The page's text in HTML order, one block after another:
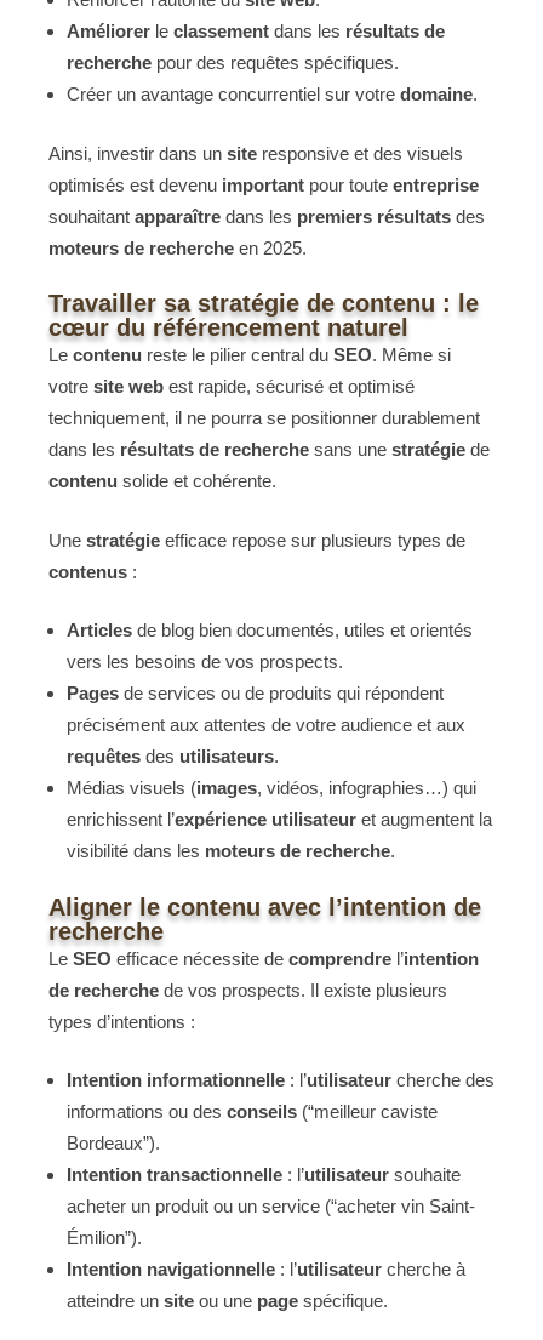
Améliorer le classement dans les résultats de
recherche pour des requêtes spécifiques.
Créer un avantage concurrentiel sur votre domaine.
Ainsi, investir dans un site responsive et des visuels
optimisés est devenu important pour toute entreprise
souhaitant apparaître dans les premiers résultats des
moteurs de recherche en 2025.
Travailler sa stratégie de contenu : le
cœur du référencement naturel
Le contenu reste le pilier central du SEO. Même si
votre site web est rapide, sécurisé et optimisé
techniquement, il ne pourra se positionner durablement
dans les résultats de recherche sans une stratégie de
contenu solide et cohérente.
Une stratégie efficace repose sur plusieurs types de
contenus :
Articles de blog bien documentés, utiles et orientés
vers les besoins de vos prospects.
Pages de services ou de produits qui répondent
précisément aux attentes de votre audience et aux
requêtes des utilisateurs.
Médias visuels (images, vidéos, infographies…) qui
enrichissent l’expérience utilisateur et augmentent la
visibilité dans les moteurs de recherche.
Aligner le contenu avec l’intention de
recherche
Le SEO efficace nécessite de comprendre l’intention
de recherche de vos prospects. Il existe plusieurs
types d’intentions :
Intention informationnelle : l’utilisateur cherche des
informations ou des conseils (“meilleur caviste
Bordeaux”).
Intention transactionnelle : l’utilisateur souhaite
acheter un produit ou un service (“acheter vin Saint-
Émilion”).
Intention navigationnelle : l’utilisateur cherche à
atteindre un site ou une page spécifique.